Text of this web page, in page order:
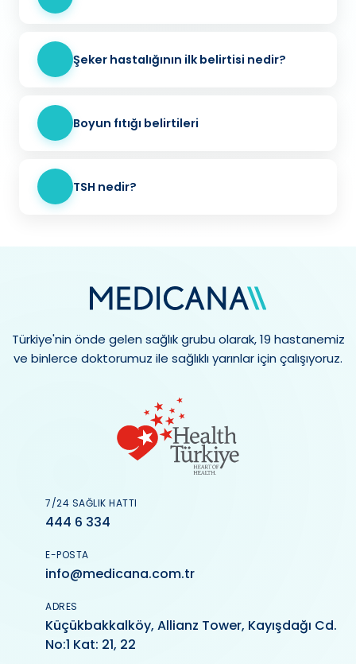
Şeker hastalığının ilk belirtisi nedir?
Boyun fıtığı belirtileri
TSH nedir?
Türkiye'nin önde gelen sağlık grubu olarak, 19 hastanemiz
ve binlerce doktorumuz ile sağlıklı yarınlar için çalışıyoruz.
7/24 SAĞLIK HATTI
444 6 334
E-POSTA
info@medicana.com.tr
ADRES
Küçükbakkalköy, Allianz Tower, Kayışdağı Cd.
No:1 Kat: 21, 22